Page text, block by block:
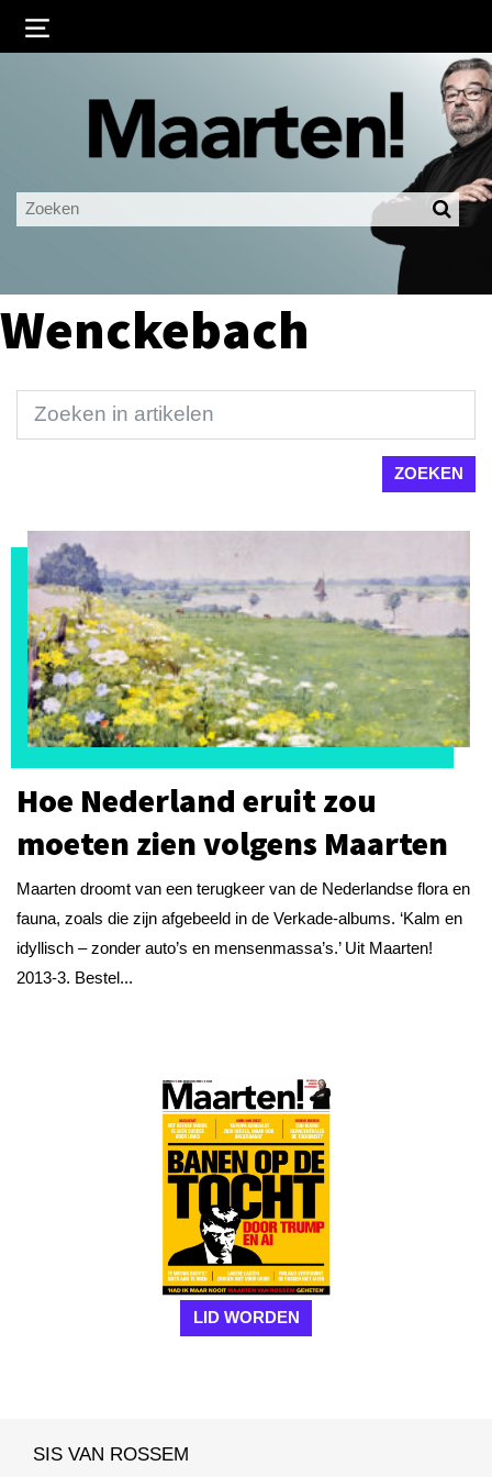
Ingelogd blijven
LOGIN
Wenckebach
Hoe Nederland eruit zou
moeten zien volgens Maarten
Maarten droomt van een terugkeer van de Nederlandse flora en
fauna, zoals die zijn afgebeeld in de Verkade-albums. ‘Kalm en
idyllisch – zonder auto’s en mensenmassa’s.’ Uit Maarten!
2013-3. Bestel...
LID WORDEN
SIS VAN ROSSEM